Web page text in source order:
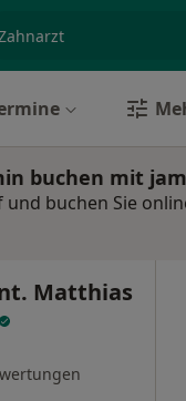
buchen mit
buchen Sie
Matthias